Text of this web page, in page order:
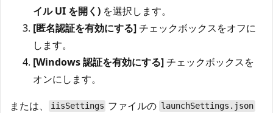
イル UI を開く) を選択します。
[匿名認証を有効にする]チェックボックスをオフに
します。
[Windows 認証を有効にする]チェックボックスを
オンにします。
または、
iisSettings ファイルの launchSettings.json